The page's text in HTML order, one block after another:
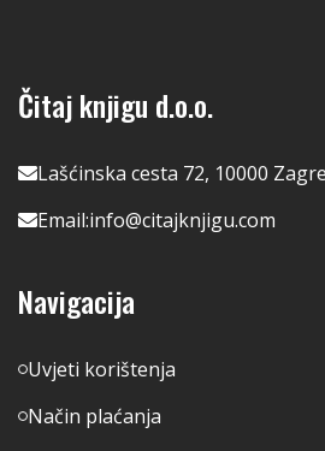
Čitaj knjigu d.o.o.
Lašćinska cesta 72, 10000
Email:info@citajknjigu.com
Navigacija
Uvjeti korištenja
Način plaćanja